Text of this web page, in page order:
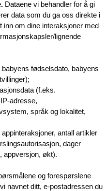
Dataene vi behandler for å gi
data som du ga oss direkte i
inn om dine interaksjoner med
lignende
fødselsdato, babyens
(f.eks.
adresse,
språk og lokalitet,
antall artikler
dager
appversjon, økt).
og forespørslene
navnet ditt, e-postadressen du